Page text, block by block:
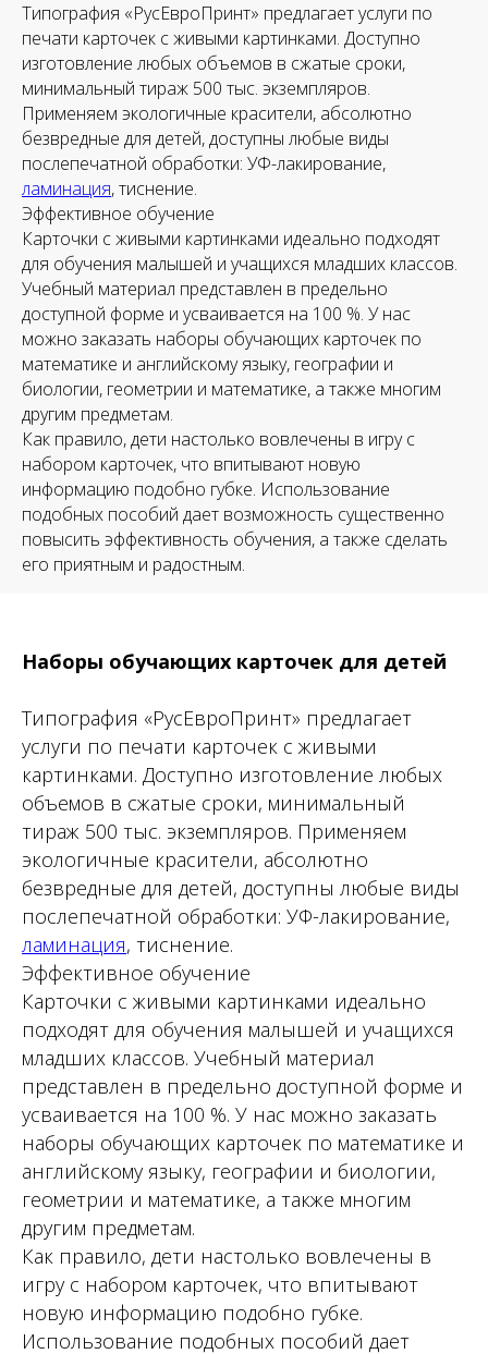
Типография «РусЕвроПринт» предлагает услуги по
печати карточек с живыми картинками. Доступно
изготовление любых объемов в сжатые сроки,
минимальный тираж 500 тыс. экземпляров.
Применяем экологичные красители, абсолютно
безвредные для детей, доступны любые виды
послепечатной обработки: УФ-лакирование,
ламинация, тиснение.
Эффективное обучение
Карточки с живыми картинками идеально подходят
для обучения малышей и учащихся младших классов.
Учебный материал представлен в предельно
доступной форме и усваивается на 100 %. У нас
можно заказать наборы обучающих карточек по
математике и английскому языку, географии и
биологии, геометрии и математике, а также многим
другим предметам.
Как правило, дети настолько вовлечены в игру с
набором карточек, что впитывают новую
информацию подобно губке. Использование
подобных пособий дает возможность существенно
повысить эффективность обучения, а также сделать
его приятным и радостным.
Наборы обучающих карточек для детей
Типография «РусЕвроПринт» предлагает
услуги по печати карточек с живыми
картинками. Доступно изготовление любых
объемов в сжатые сроки, минимальный
тираж 500 тыс. экземпляров. Применяем
экологичные красители, абсолютно
безвредные для детей, доступны любые виды
послепечатной обработки: УФ-лакирование,
ламинация, тиснение.
Эффективное обучение
Карточки с живыми картинками идеально
подходят для обучения малышей и учащихся
младших классов. Учебный материал
представлен в предельно доступной форме и
усваивается на 100 %. У нас можно заказать
наборы обучающих карточек по математике и
английскому языку, географии и биологии,
геометрии и математике, а также многим
другим предметам.
Как правило, дети настолько вовлечены в
игру с набором карточек, что впитывают
новую информацию подобно губке.
Использование подобных пособий дает